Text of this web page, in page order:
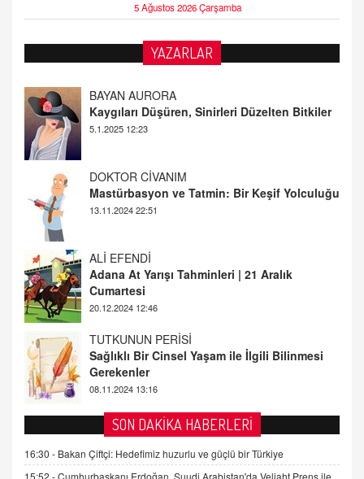
5 Ağustos 2026 Çarşamba
YAZARLAR
DOKTOR CİVANIM
Mastürbasyon ve Tatmin: Bir Keşif Yolculuğu
13.11.2024 22:51
ALİ EFENDİ
Adana At Yarışı Tahminleri | 21 Aralık
Cumartesi
TUTKUNUN PERİSİ
Sağlıklı Bir Cinsel Yaşam ile İlgili Bilinmesi
Gerekenler
08.11.2024 13:16
FARUK ÖNALAN
Tezkere Onaylanmasaydı…
2 Kasım 2021 Salı 00:11
AV. DOĞAN CAN DOĞAN
Kişisel verilerin korunması ve dijital hukukun
gelişimi
15.09.2025 16:17
SON DAKİKA HABERLERİ
16:30 - Bakan Çiftçi: Hedefimiz huzurlu ve güçlü bir Türkiye